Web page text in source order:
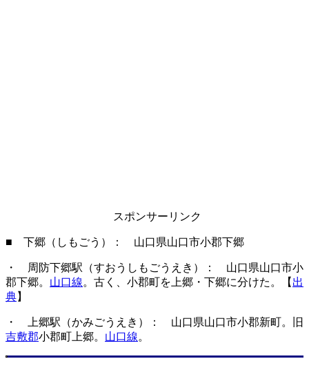
スポンサーリンク
■ 下郷（しもごう）： 山口県山口市小郡下郷
・ 周防下郷駅（すおうしもごうえき）： 山口県山口市小
郡下郷。 山口線。古く、小郡町を上郷・下郷に分けた。【 出
典】
・ 上郷駅（かみごうえき）： 山口県山口市小郡新町。旧
吉敷郡小郡町上郷。 山口線。